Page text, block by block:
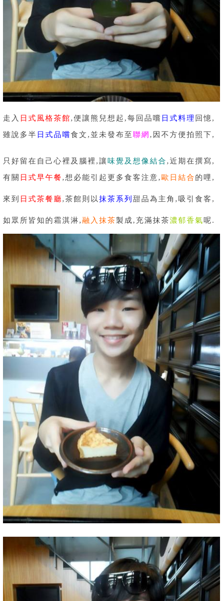
走入 日式風格茶館,便讓熊兒想起,每回品嚐 日式料理 回憶,
雖說多半 日式品嚐食文,並未發布至聯網 ,因不方便拍照下,
只好留在自己心裡及腦裡,讓 味覺及想像結合 ,近期在撰寫,
有關 日式早午餐 ,想必能引起更多食客注意, 歐日結合 的哩,
來到 日式茶餐廳,茶館則以 抹茶系列 甜品為主角,吸引食客,
如眾所皆知的霜淇淋,融入抹茶製成,充滿抹茶濃郁香氣呢.